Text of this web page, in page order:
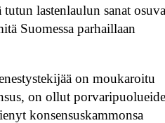
lastenlaulun sanat
Suomessa parhaillaan
on moukaroitu
on ollut
konsensuskammonsa